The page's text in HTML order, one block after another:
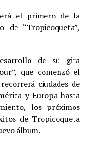
el primero de la
de “Tropicoqueta”,
de su gira
que comenzó el
ciudades de
y Europa hasta
los próximos
de Tropicoqueta
álbum.